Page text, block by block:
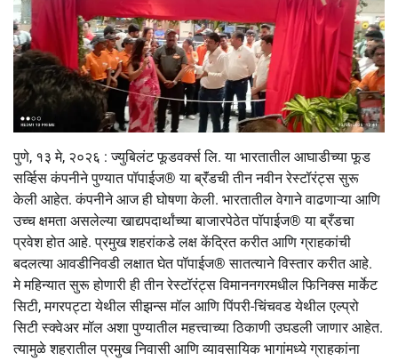
पुणे, १३ मे, २०२६ : ज्युबिलंट फूडवर्क्स लि. या भारतातील आघाडीच्या फूड
सर्व्हिस कंपनीने पुण्यात पॉपाईज®️ या ब्रॅंडची तीन नवीन रेस्टॉरंट्स सुरू
केली आहेत. कंपनीने आज ही घोषणा केली. भारतातील वेगाने वाढणाऱ्या आणि
उच्च क्षमता असलेल्या खाद्यपदार्थांच्या बाजारपेठेत पॉपाईज®️ या ब्रँडचा
प्रवेश होत आहे. प्रमुख शहरांकडे लक्ष केंद्रित करीत आणि ग्राहकांची
बदलत्या आवडीनिवडी लक्षात घेत पॉपाईज®️ सातत्याने विस्तार करीत आहे.
मे महिन्यात सुरू होणारी ही तीन रेस्टॉरंट्स विमाननगरमधील फिनिक्स मार्केट
सिटी, मगरपट्टा येथील सीझन्स मॉल आणि पिंपरी-चिंचवड येथील एल्प्रो
सिटी स्क्वेअर मॉल अशा पुण्यातील महत्त्वाच्या ठिकाणी उघडली जाणार आहेत.
त्यामुळे शहरातील प्रमुख निवासी आणि व्यावसायिक भागांमध्ये ग्राहकांना